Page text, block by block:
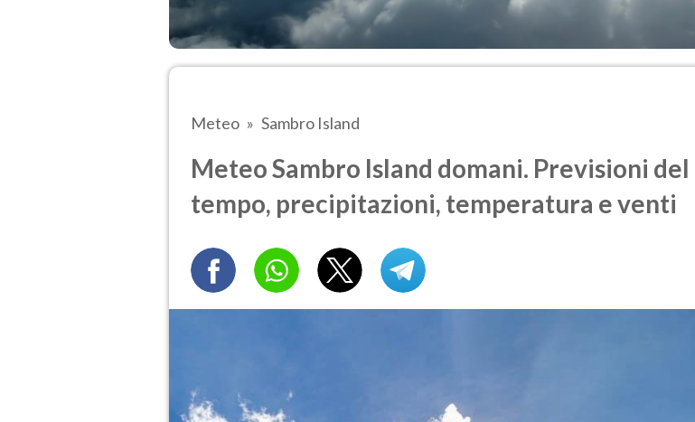
Meteo Sambro Island
Meteo Sambro Island domani. Previsioni del
tempo, precipitazioni, temperatura e venti